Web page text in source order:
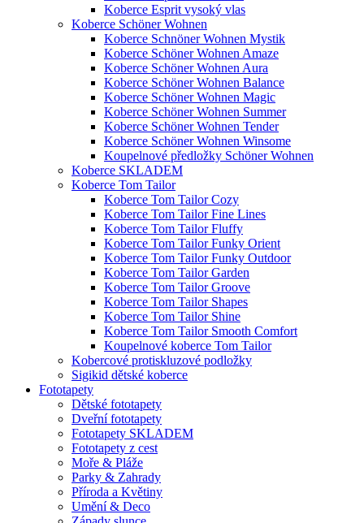
Koberce Esprit vysoký vlas
Koberce Schöner Wohnen
Koberce Schnöner Wohnen Mystik
Koberce Schöner Wohnen Amaze
Koberce Schöner Wohnen Aura
Koberce Schöner Wohnen Balance
Koberce Schöner Wohnen Magic
Koberce Schöner Wohnen Summer
Koberce Schöner Wohnen Tender
Koberce Schöner Wohnen Winsome
Koupelnové předložky Schöner Wohnen
Koberce SKLADEM
Koberce Tom Tailor
Koberce Tom Tailor Cozy
Koberce Tom Tailor Fine Lines
Koberce Tom Tailor Fluffy
Koberce Tom Tailor Funky Orient
Koberce Tom Tailor Funky Outdoor
Koberce Tom Tailor Garden
Koberce Tom Tailor Groove
Koberce Tom Tailor Shapes
Koberce Tom Tailor Shine
Koberce Tom Tailor Smooth Comfort
Koupelnové koberce Tom Tailor
Kobercové protiskluzové podložky
Sigikid dětské koberce
Fototapety
Dětské fototapety
Dveřní fototapety
Fototapety SKLADEM
Fototapety z cest
Moře & Pláže
Parky & Zahrady
Příroda a Květiny
Umění & Deco